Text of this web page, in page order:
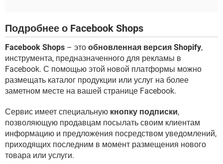
Подробнее о Facebook Shops
Facebook Shops – это обновленная версия Shopify,
инструмента, предназначенного для рекламы в
Facebook. С помощью этой новой платформы можно
размещать каталог продукции или услуг на более
заметном месте на вашей странице Facebook.
Сервис имеет специальную кнопку подписки,
позволяющую продавцам посылать своим клиентам
информацию и предложения посредством уведомлений,
приходящих последним в момент размещения нового
товара или услуги.